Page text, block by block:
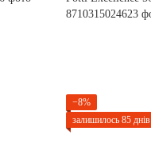
−8%
залишилось 85 днів